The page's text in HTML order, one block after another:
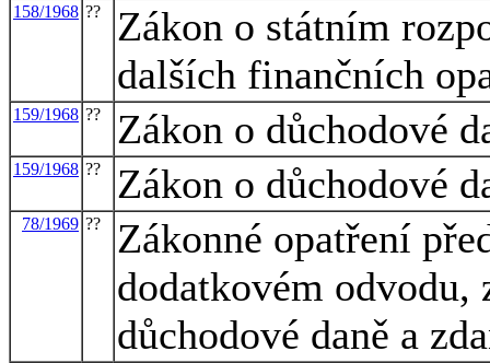
158/1968 ??
Zákon o státním
dalších finančních
159/1968 ?? Zákon o důchodové
159/1968 ?? Zákon o důchodové
78/1969 ??
Zákonné opatření
dodatkovém odvodu,
důchodové daně a